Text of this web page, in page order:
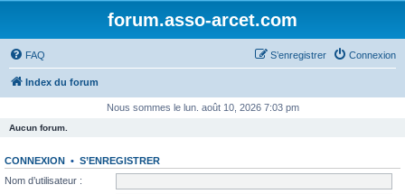
forum.asso-arcet.com
FAQ Connexion
S’enregistrer
Index du forum
Nous sommes le lun. août 10, 2026 7:03 pm
Aucun forum.
CONNEXION • S’ENREGISTRER
Nom d’utilisateur :